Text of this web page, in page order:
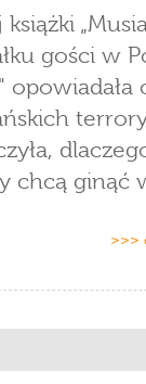
gości w
opowiadała
chcą ginąć
>>>